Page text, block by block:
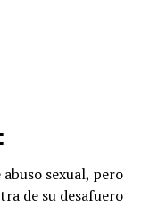
Casas
sexual, pero
de su desafuero